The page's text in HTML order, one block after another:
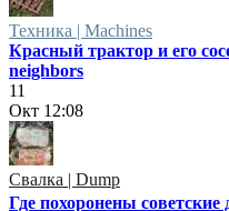
Техника | Machines
Красный трактор и его
neighbors
11
Окт 12:08
Свалка | Dump
Где похоронены советские